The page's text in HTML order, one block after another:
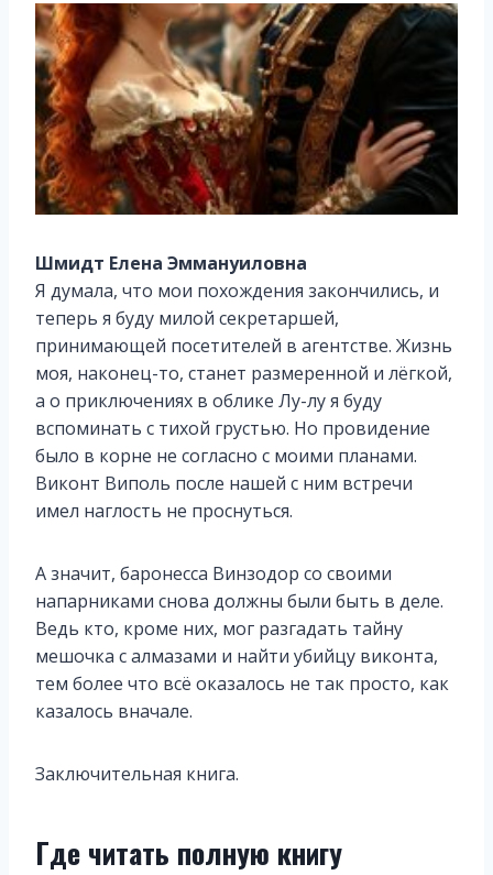
Шмидт Елена Эммануиловна
Я думала, что мои похождения закончились, и
теперь я буду милой секретаршей,
принимающей посетителей в агентстве. Жизнь
моя, наконец-то, станет размеренной и лёгкой,
а о приключениях в облике Лу-лу я буду
вспоминать с тихой грустью. Но провидение
было в корне не согласно с моими планами.
Виконт Виполь после нашей с ним встречи
имел наглость не проснуться.
А значит, баронесса Винзодор со своими
напарниками снова должны были быть в деле.
Ведь кто, кроме них, мог разгадать тайну
мешочка с алмазами и найти убийцу виконта,
тем более что всё оказалось не так просто, как
казалось вначале.
Заключительная книга.
Где читать полную книгу